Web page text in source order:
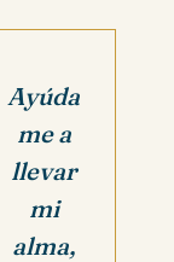
Ayúda
me a
llevar
mi
alma,